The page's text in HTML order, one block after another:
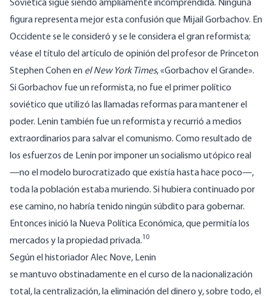
Soviética sigue siendo ampliamente incomprendida. Ninguna
figura representa mejor esta confusión que Mijail Gorbachov. En
Occidente se le consideró y se le considera el gran reformista;
véase el título del artículo de opinión del profesor de Princeton
Stephen Cohen en el New York Times, «Gorbachov el Grande».
Si Gorbachov fue un reformista, no fue el primer político
soviético que utilizó las llamadas reformas para mantener el
poder. Lenin también fue un reformista y recurrió a medios
extraordinarios para salvar el comunismo. Como resultado de
los esfuerzos de Lenin por imponer un socialismo utópico real
—no el modelo burocratizado que existía hasta hace poco—,
toda la población estaba muriendo. Si hubiera continuado por
ese camino, no habría tenido ningún súbdito para gobernar.
Entonces inició la Nueva Política Económica, que permitía los
mercados y la propiedad privada.10
Según el historiador Alec Nove, Lenin
se mantuvo obstinadamente en el curso de la nacionalización
total, la centralización, la eliminación del dinero y, sobre todo, el